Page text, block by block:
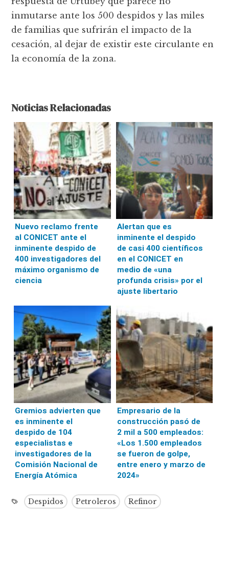
inmutarse ante los 500 despidos y las miles
de familias que sufrirán el impacto de la
cesación, al dejar de existir este circulante en
la economía de la zona.
Noticias Relacionadas
Nuevo reclamo frente
al CONICET ante el
inminente despido de
400 investigadores del
máximo organismo de
ciencia
Alertan que es
inminente el despido
de casi 400 científicos
en el CONICET en
medio de «una
profunda crisis» por el
ajuste libertario
Gremios advierten que
es inminente el
despido de 104
especialistas e
investigadores de la
Comisión Nacional de
Energía Atómica
Empresario de la
construcción pasó de
2 mil a 500 empleados:
«Los 1.500 empleados
se fueron de golpe,
entre enero y marzo de
2024»
Despidos Petroleros Refinor